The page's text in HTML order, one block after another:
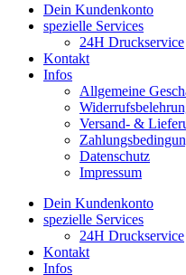
Dein Kundenkonto
spezielle Services
24H Druckservice
Kontakt
Infos
Allgemeine
Versand- &
Datenschutz
Impressum
Dein Kundenkonto
spezielle Services
24H Druckservice
Kontakt
Infos